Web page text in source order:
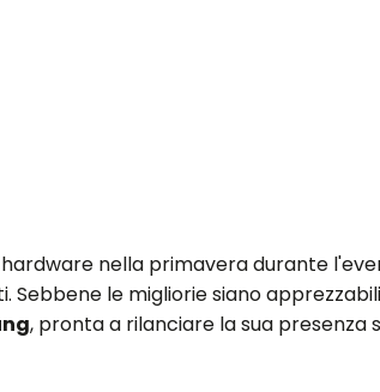
nella primavera durante
le migliorie siano
, pronta a rilanciare la sua presenza